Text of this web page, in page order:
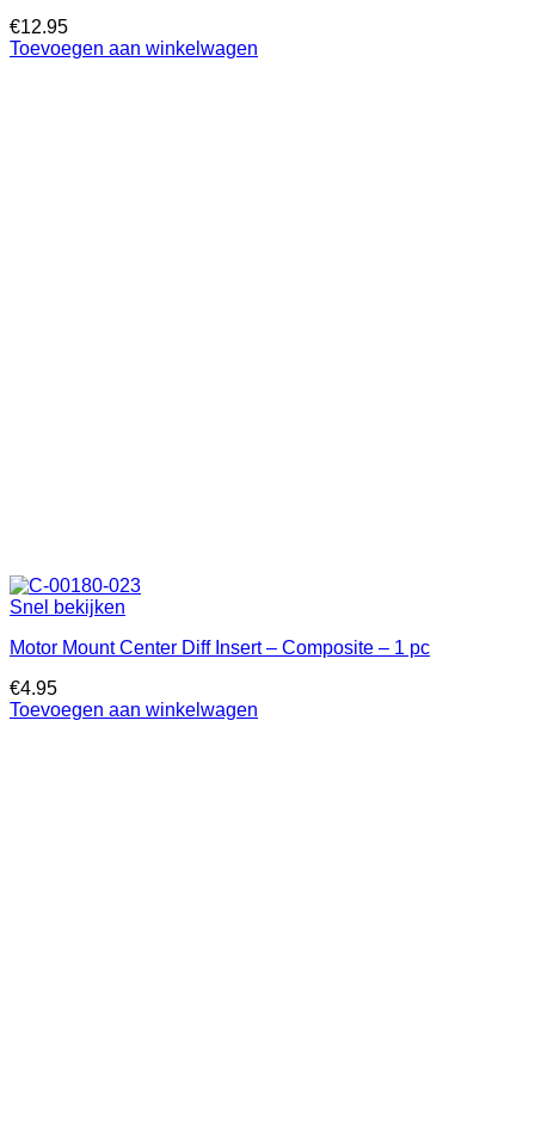
€12.95
Toevoegen aan winkelwagen
Snel bekijken
Motor Mount Center Diff Insert – Composite – 1 pc
€4.95
Toevoegen aan winkelwagen